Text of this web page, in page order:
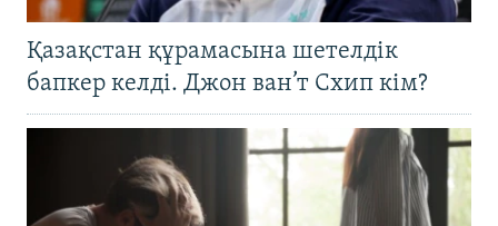
Қазақстан құрамасына шетелдік
бапкер келді. Джон ван’т Схип кім?